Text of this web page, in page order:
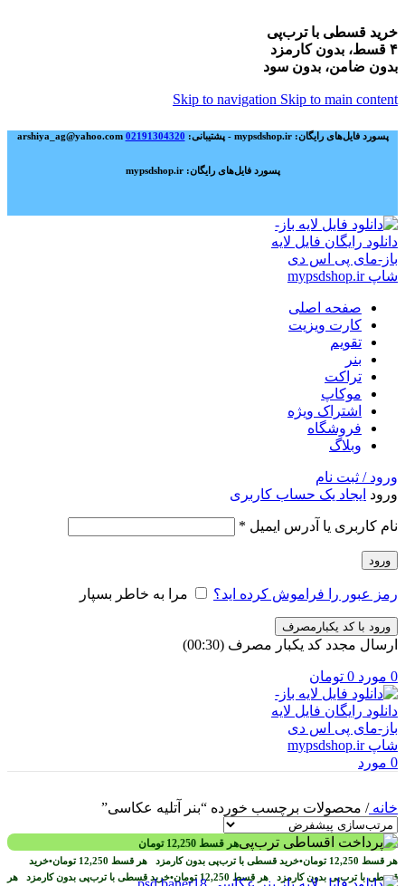
خرید قسطی با ترب‌پی
۴ قسط، بدون کارمزد
بدون ضامن، بدون سود
Skip to navigation Skip to main content
پسورد فایل‌های رایگان: mypsdshop.ir - پشتیبانی: arshiya_ag@yahoo.com 02191304320
پسورد فایل‌های رایگان: mypsdshop.ir
صفحه اصلی
کارت ویزیت
تقویم
بنر
تراکت
موکاپ
اشتراک ویژه
فروشگاه
وبلاگ
ورود / ثبت نام
ورود ایجاد یک حساب کاربری
نام کاربری یا آدرس ایمیل *
ورود
رمز عبور را فراموش کرده اید؟ مرا به خاطر بسپار
ورود با کد یکبارمصرف
ارسال مجدد کد یکبار مصرف (00:
30
)
0 مورد 0 تومان
0 مورد
خانه/ محصولات برچسب خورده “بنر آتلیه عکاسی”
هر قسط 12,250 تومان
هر قسط 12,250 تومان•خرید قسطی با ترب‌پی بدون کارمزد هر قسط 12,250 تومان•خرید
قسطی با ترب‌پی بدون کارمزد هر قسط 12,250 تومان•خرید قسطی با ترب‌پی بدون کارمزد هر